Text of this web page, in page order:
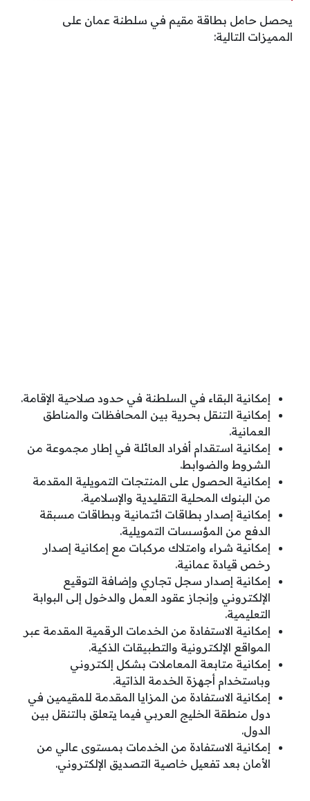
يحصل حامل بطاقة مقيم في سلطنة عمان على
المميزات التالية:
إمكانية البقاء في السلطنة في حدود صلاحية الإقامة.
إمكانية التنقل بحرية بين المحافظات والمناطق
العمانية.
إمكانية استقدام أفراد العائلة في إطار مجموعة من
الشروط والضوابط.
إمكانية الحصول على المنتجات التمويلية المقدمة
من البنوك المحلية التقليدية والإسلامية.
إمكانية إصدار بطاقات ائتمانية وبطاقات مسبقة
الدفع من المؤسسات التمويلية.
إمكانية شراء وامتلاك مركبات مع إمكانية إصدار
رخص قيادة عمانية.
إمكانية إصدار سجل تجاري وإضافة التوقيع
الإلكتروني وإنجاز عقود العمل والدخول إلى البوابة
التعليمية.
إمكانية الاستفادة من الخدمات الرقمية المقدمة عبر
المواقع الإلكترونية والتطبيقات الذكية.
إمكانية متابعة المعاملات بشكل إلكتروني
وباستخدام أجهزة الخدمة الذاتية.
إمكانية الاستفادة من المزايا المقدمة للمقيمين في
دول منطقة الخليج العربي فيما يتعلق بالتنقل بين
الدول.
إمكانية الاستفادة من الخدمات بمستوى عالي من
الأمان بعد تفعيل خاصية التصديق الإلكتروني.